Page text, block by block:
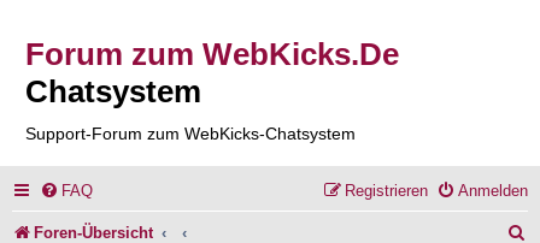
Forum zum WebKicks.De
Chatsystem
Support-Forum zum WebKicks-Chatsystem
FAQ Anmelden
Registrieren
Foren-Übersicht